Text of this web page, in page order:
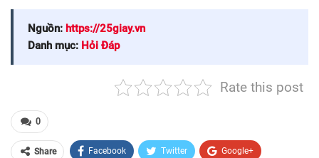
Nguồn: https://25giay.vn
Danh mục: Hỏi Đáp
Rate this post
0
Share Facebook Twitter Google+